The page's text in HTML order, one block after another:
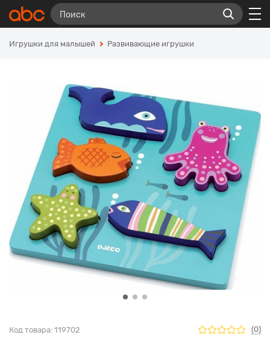
Игрушки для малышей Развивающие игрушки
Код товара: 119702 (0)